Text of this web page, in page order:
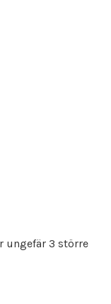
ungefär 3 större